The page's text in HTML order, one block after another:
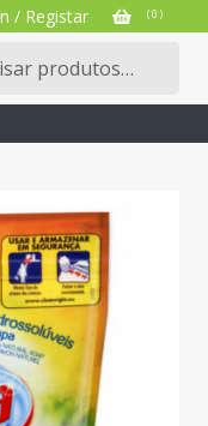
/ Registar ( 0 )